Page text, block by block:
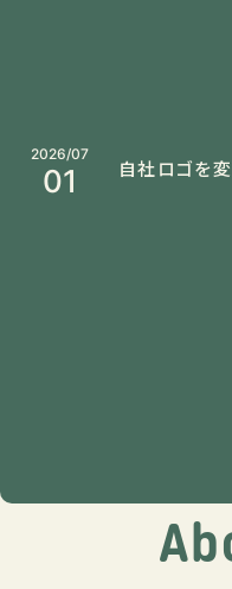
2026/07
01 自社ロゴを変